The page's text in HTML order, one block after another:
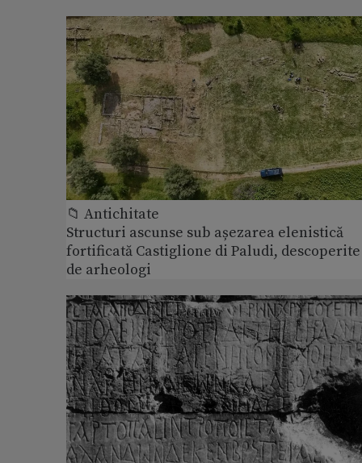
📁 Antichitate
Structuri ascunse sub așezarea elenistică
fortificată Castiglione di Paludi, descoperite
de arheologi